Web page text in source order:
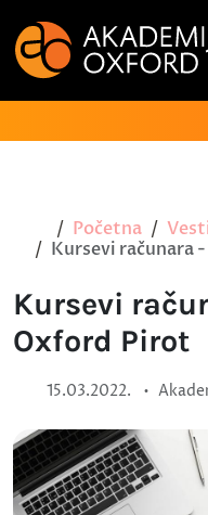
Početna
Kursevi računara
Kursevi
Oxford Pirot
15.03.2022. •